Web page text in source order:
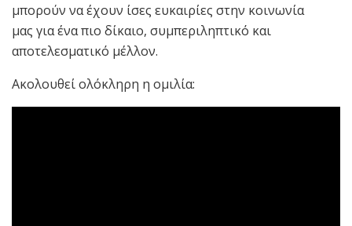
μπορούν να έχουν ίσες ευκαιρίες στην κοινωνία
μας για ένα πιο δίκαιο, συμπεριληπτικό και
αποτελεσματικό μέλλον.
Ακολουθεί ολόκληρη η ομιλία: